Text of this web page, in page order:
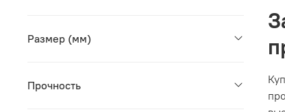
Размер (мм)
Прочность